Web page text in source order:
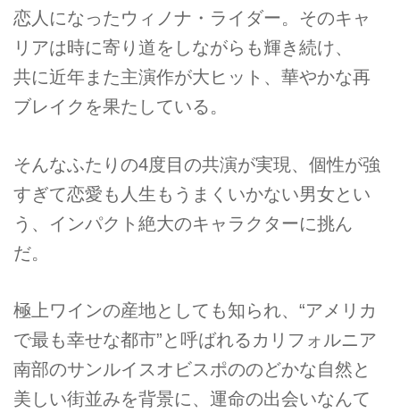
恋人になったウィノナ・ライダー。そのキャ
リアは時に寄り道をしながらも輝き続け、
共に近年また主演作が大ヒット、華やかな再
ブレイクを果たしている。
そんなふたりの4度目の共演が実現、個性が強
すぎて恋愛も人生もうまくいかない男女とい
う、インパクト絶大のキャラクターに挑ん
だ。
極上ワインの産地としても知られ、“アメリカ
で最も幸せな都市”と呼ばれるカリフォルニア
南部のサンルイスオビスポののどかな自然と
美しい街並みを背景に、運命の出会いなんて